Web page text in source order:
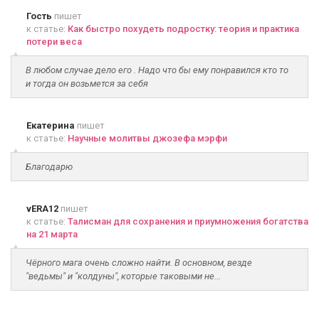
Гость пишет
к статье: Как быстро похудеть подростку: теория и практика
потери веса
В любом случае дело его . Надо что бы ему понравился кто то
и тогда он возьмется за себя
Екатерина пишет
к статье: Научные молитвы джозефа мэрфи
Благодарю
vERA12 пишет
к статье: Талисман для сохранения и приумножения богатства
на 21 марта
Чёрного мага очень сложно найти. В основном, везде
"ведьмы" и "колдуны", которые таковыми не...